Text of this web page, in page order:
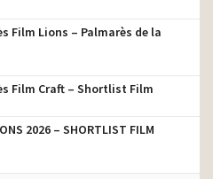
Film Lions – Palmarès de la
Film Craft – Shortlist Film
2026 – SHORTLIST FILM